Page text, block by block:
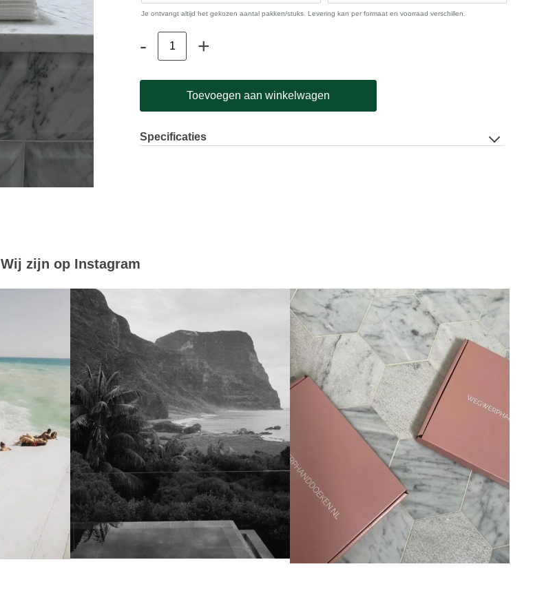
Je ontvangt altijd het gekozen aantal pakken/stuks. Levering kan per formaat en voorraad verschillen.
- Organic
Badhanddoek
140x80
+
Toevoegen aan winkelwagen
Specificaties
plantenvezels. Bij de productie zijn geen chemicaliën zoals bleek gebruikt.
De kwaliteit van deze wegwerphanddoek staat bekend om zijn hoge absorptievermogen, tot
wel 40% meer dan een traditionele katoenen handdoek. Een zware kwaliteit die extra licht
aanvoelt en niet snel scheurt. De handdoek heeft een luxe uitstraling met een zachte
wafelstructuur.
De handdoek is hypoallergeen en is perfect voor alle huidtypes, ook voor de gevoelige huid.
Deze handdoek is multifunctioneel en kan in diverse branches benut worden. (Beauty, zorg,
schoonmaak, uitvaart, etc) óf simpelweg als vervanging van de traditionele handdoek. De
handdoek is bedoeld voor éénmalig gebruik en is daarmee 100% hygiënisch en veilig in
gebruik voor iedere klant. In de zomer houdt deze handdoek het lichaam koel en in de
winter neemt het de warmte van het lichaam op.
Tips
Kan gebruikt worden als laken of tafelbeschermer. Dit zorgt voor een zeer zachte,
luxueuze laag tussen uw badstof en uw klanten.
Perfect om als badhanddoek gebruikt te worden
Wij zijn op Instagram